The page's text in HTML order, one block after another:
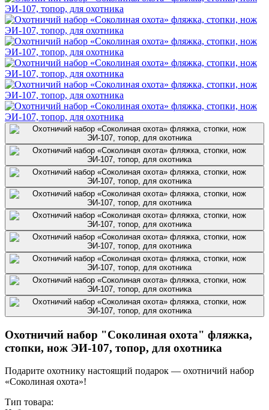
Охотничий набор "Соколиная охота" фляжка,
стопки, нож ЭИ-107, топор, для охотника
Подарите охотнику настоящий подарок — охотничий набор
«Соколиная охота»!
Тип товара: